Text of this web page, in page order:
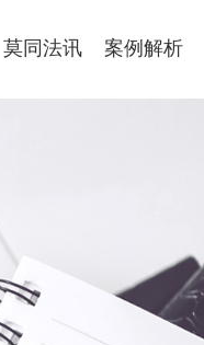
莫同法讯 案例解析